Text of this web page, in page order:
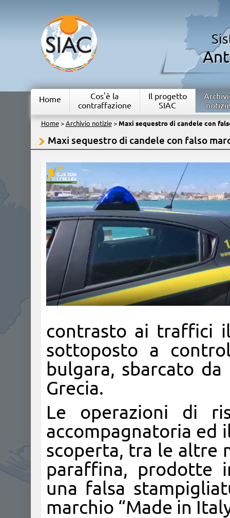
Home
Cos'è la
contraffazione
Il progetto
SIAC
Home> Archivio notizie> Maxi sequestro di candele con
Maxi sequestro di candele con falso
contrasto ai traffici
sottoposto a
bulgara, sbarcato
Grecia.
Le operazioni di
accompagnatoria ed
scoperta, tra le altre
paraffina, prodotte
una falsa
marchio “Made in